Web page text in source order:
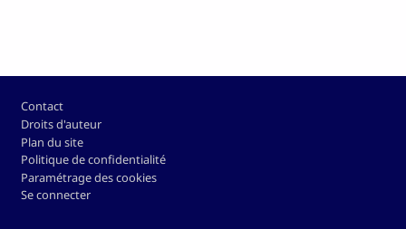
Pied de page
Contact
Droits d'auteur
Plan du site
Politique de confidentialité
Paramétrage des cookies
Se connecter